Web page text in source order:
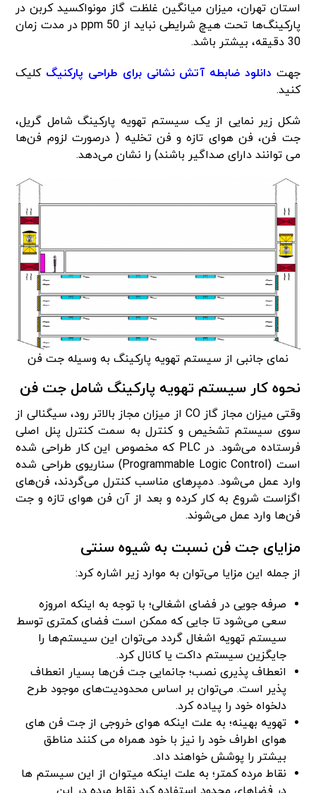
استان تهران، میزان میانگین غلظت گاز مونواکسید کربن در
پارکینگ‌ها تحت هیچ شرایطی نباید از 50 ppm در مدت زمان
30 دقیقه، بیشتر باشد.
جهت دانلود ضابطه آتش نشانی برای طراحی پارکنیگ کلیک
کنید.
شکل زیر نمایی از یک سیستم تهویه پارکینگ شامل گریل،
جت فن، فن هوای تازه و فن تخلیه ( درصورت لزوم فن‌ها
می توانند دارای صداگیر باشند) را نشان می‌دهد.
نمای جانبی از سیستم تهویه پارکینگ به وسیله جت فن
نحوه کار سیستم تهویه پارکینگ شامل جت فن
وقتی میزان مجاز گاز CO از میزان مجاز بالاتر رود، سیگنالی از
سوی سیستم تشخیص و کنترل به سمت کنترل پنل اصلی
فرستاده می‌شود. در PLC که مخصوص این کار طراحی شده
است (Programmable Logic Control) سناریوی طراحی شده
وارد عمل می‌شود. دمپرهای مناسب کنترل می‌گردند، فن‌های
اگزاست شروع به کار کرده و بعد از آن فن هوای تازه و جت
فن‌ها وارد عمل می‌شوند.
مزایای جت فن نسبت به شیوه سنتی
از جمله این مزایا می‌توان به موارد زیر اشاره کرد:
صرفه جویی در فضای اشغالی؛ با توجه به اینکه امروزه
سعی می‌شود تا جایی که ممکن است فضای کمتری توسط
سیستم تهویه اشغال گردد می‌توان این سیستم‌ها را
جایگزین سیستم داکت یا کانال کرد.
انعطاف پذیری نصب؛ جانمایی جت فن‌ها بسیار انعطاف
پذیر است. می‌توان بر اساس محدودیت‌های موجود طرح
دلخواه خود را پیاده کرد.
تهویه بهینه؛ به علت اینکه هوای خروجی از جت فن های
هوای اطراف خود را نیز با خود همراه می کنند مناطق
بیشتر را پوشش خواهند داد.
نقاط مرده کمتر؛ به علت اینکه میتوان از این سیستم ها